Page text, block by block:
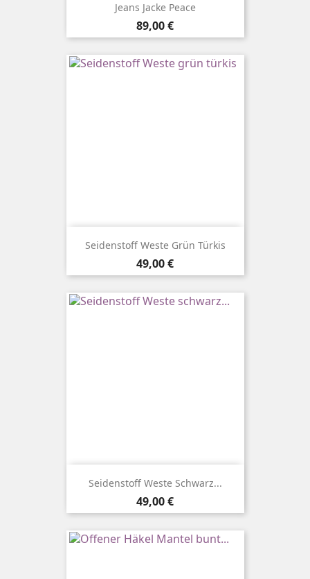
Jeans Jacke Peace
Preis
89,00 €
Seidenstoff Weste Grün Türkis
Preis
49,00 €
Seidenstoff Weste Schwarz...
Preis
49,00 €